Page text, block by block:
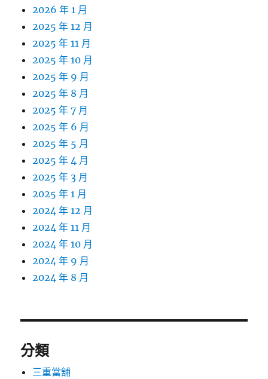
2026 年 1 月
2025 年 12 月
2025 年 11 月
2025 年 10 月
2025 年 9 月
2025 年 8 月
2025 年 7 月
2025 年 6 月
2025 年 5 月
2025 年 4 月
2025 年 3 月
2025 年 1 月
2024 年 12 月
2024 年 11 月
2024 年 10 月
2024 年 9 月
2024 年 8 月
分類
三重當舖